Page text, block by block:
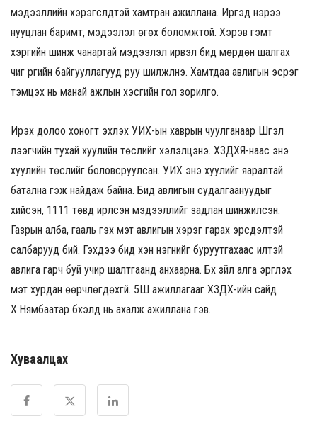
мэдээллийн хэрэгслүүдтэй хамтран ажиллана. Иргэд нэрээ
нууцлан баримт, мэдээлэл өгөх боломжтой. Хэрэв гэмт
хэргийн шинж чанартай мэдээлэл ирвэл бид мөрдөн шалгах
чиг үүргийн байгууллагууд руу шилжүүлнэ. Хамтдаа авлигын эсрэг
тэмцэх нь манай ажлын хэсгийн гол зорилго.
Ирэх долоо хоногт эхлэх УИХ-ын хаврын чуулганаар Шүгэл
үлээгчийн тухай хуулийн төслийг хэлэлцэнэ. ХЗДХЯ-наас энэ
хуулийн төслийг боловсруулсан. УИХ энэ хуулийг яаралтай
батална гэж найдаж байна. Бид авлигын судалгаануудыг
хийсэн, 1111 төвд ирүүлсэн мэдээллийг задлан шинжилсэн.
Газрын алба, гааль гэх мэт авлигын хэрэг гарах эрсдэлтэй
салбарууд бий. Гэхдээ бид хэн нэгнийг буруутгахаас илүүтэй
авлига гарч буй учир шалтгаанд анхаарна. Бүх зүйл алга эргүүлэх
мэт хурдан өөрчлөгдөхгүй. 5Ш ажиллагааг ХЗДХ-ийн сайд
Х.Нямбаатар бүхэлд нь ахалж ажиллана гэв.
Хуваалцах